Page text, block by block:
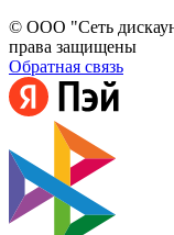
© ООО "Сеть
права защищены
Обратная связь